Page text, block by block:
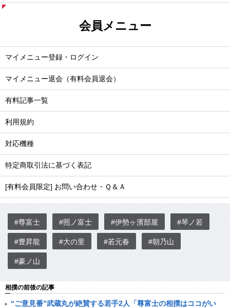
会員メニュー
マイメニュー登録・ログイン
マイメニュー退会（有料会員退会）
有料記事一覧
利用規約
対応機種
特定商取引法に基づく表記
[有料会員限定] お問い合わせ・Ｑ＆Ａ
#尊富士 #照ノ富士 #伊勢ヶ濱部屋 #琴ノ若
#豊昇龍 #大の里 #若元春 #朝乃山
#豪ノ山
相撲の前後の記事
“ご意見番”武蔵丸が絶賛する若手2人「尊富士の相撲はココがい